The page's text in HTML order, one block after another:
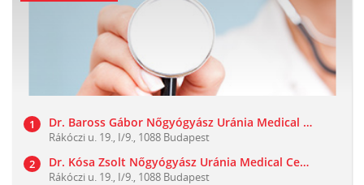
Dr. Baross Gábor Nőgyógyász Uránia Medical Center
Rákóczi u. 19., I/9., 1088 Budapest
Dr. Kósa Zsolt Nőgyógyász Uránia Medical Center
Rákóczi u. 19., I/9., 1088 Budapest